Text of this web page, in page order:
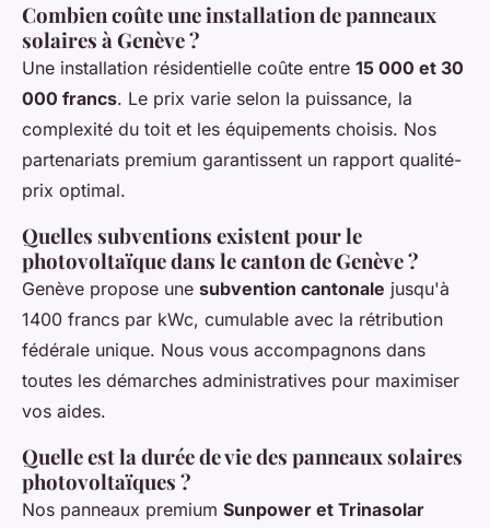
Combien coûte une installation de panneaux
solaires à Genève ?
Une installation résidentielle coûte entre 15 000 et 30
000 francs. Le prix varie selon la puissance, la
complexité du toit et les équipements choisis. Nos
partenariats premium garantissent un rapport qualité-
prix optimal.
Quelles subventions existent pour le
photovoltaïque dans le canton de Genève ?
Genève propose une subvention cantonale jusqu'à
1400 francs par kWc, cumulable avec la rétribution
fédérale unique. Nous vous accompagnons dans
toutes les démarches administratives pour maximiser
vos aides.
Quelle est la durée de vie des panneaux solaires
photovoltaïques ?
Nos panneaux premium Sunpower et Trinasolar